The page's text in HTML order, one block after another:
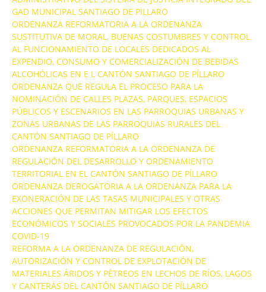
GAD MUNICIPAL SANTIAGO DE PILLARO
ORDENANZA REFORMATORIA A LA ORDENANZA
SUSTITUTIVA DE MORAL, BUENAS COSTUMBRES Y CONTROL
AL FUNCIONAMIENTO DE LOCALES DEDICADOS AL
EXPENDIO, CONSUMO Y COMERCIALIZACIÓN DE BEBIDAS
ALCOHÓLICAS EN E L CANTÓN SANTIAGO DE PÍLLARO
ORDENANZA QUE REGULA EL PROCESO PARA LA
NOMINACIÓN DE CALLES PLAZAS, PARQUES, ESPACIOS
PÚBLICOS Y ESCENARIOS EN LAS PARROQUIAS URBANAS Y
ZONAS URBANAS DE LAS PARROQUIAS RURALES DEL
CANTÓN SANTIAGO DE PÍLLARO
ORDENANZA REFORMATORIA A LA ORDENANZA DE
REGULACIÓN DEL DESARROLLO Y ORDENAMIENTO
TERRITORIAL EN EL CANTÓN SANTIAGO DE PÍLLARO
ORDENANZA DEROGATORIA A LA ORDENANZA PARA LA
EXONERACIÓN DE LAS TASAS MUNICIPALES Y OTRAS
ACCIONES QUE PERMITAN MITIGAR LOS EFECTOS
ECONÓMICOS Y SOCIALES PROVOCADOS POR LA PANDEMIA
COVID-19
REFORMA A LA ORDENANZA DE REGULACIÓN,
AUTORIZACIÓN Y CONTROL DE EXPLOTACIÓN DE
MATERIALES ÁRIDOS Y PÉTREOS EN LECHOS DE RÍOS, LAGOS
Y CANTERAS DEL CANTÓN SANTIAGO DE PÍLLARO